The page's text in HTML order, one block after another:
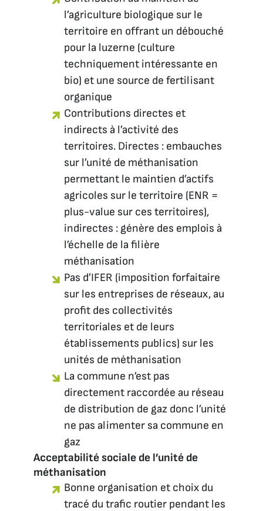
l’agriculture biologique sur le
territoire en offrant un débouché
pour la luzerne (culture
techniquement intéressante en
bio) et une source de fertilisant
organique
Contributions directes et
indirects à l’activité des
territoires. Directes : embauches
sur l’unité de méthanisation
permettant le maintien d’actifs
agricoles sur le territoire (ENR =
plus-value sur ces territoires),
indirectes : génère des emplois à
l’échelle de la filière
méthanisation
Pas d’IFER (imposition forfaitaire
sur les entreprises de réseaux, au
profit des collectivités
territoriales et de leurs
établissements publics) sur les
unités de méthanisation
La commune n’est pas
directement raccordée au réseau
de distribution de gaz donc l’unité
ne pas alimenter sa commune en
gaz
Acceptabilité sociale de l’unité de
méthanisation
Bonne organisation et choix du
tracé du trafic routier pendant les